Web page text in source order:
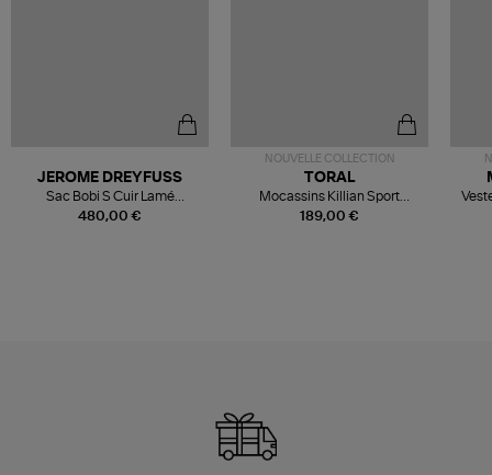
480,00 €
JEROME DREYFUSS
Sac Bobi S Cuir Lamé
Champagne
NOUVELLE COLLECTION
189,00 €
TORAL
Mocassins Killian Sport
Mousse